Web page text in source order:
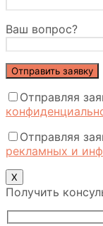
Ваш вопрос?
Отправляя
Отправляя
рекламных и
Х
Получить